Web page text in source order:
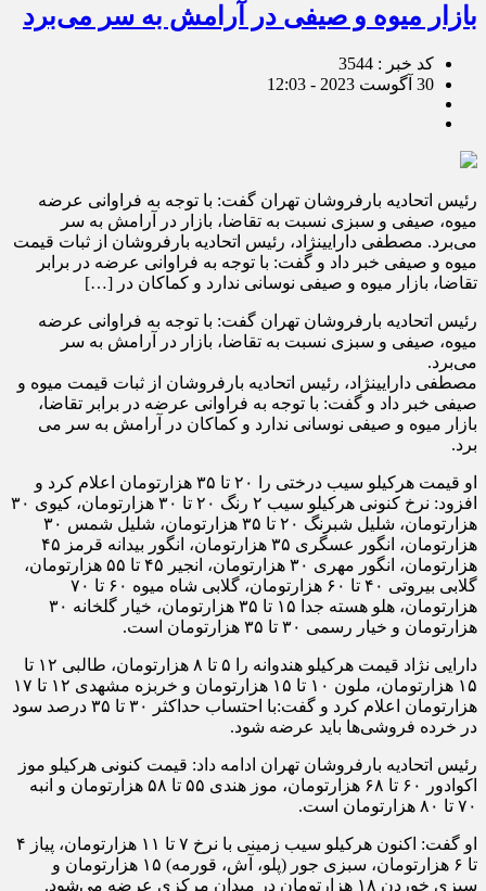
بازار میوه و صیفی در آرامش به سر می‌برد
کد خبر : 3544
30 آگوست 2023 - 12:03
رئیس اتحادیه بارفروشان تهران گفت: با توجه به فراوانی عرضه
میوه، صیفی و سبزی نسبت به تقاضا، بازار در آرامش به سر
می‌برد. مصطفی دارایی‎نژاد، رئیس اتحادیه بارفروشان از ثبات قیمت
میوه و صیفی خبر داد و گفت: با توجه به فراوانی عرضه در برابر
تقاضا، بازار میوه و صیفی نوسانی ندارد و کماکان در […]
رئیس اتحادیه بارفروشان تهران گفت: با توجه به فراوانی عرضه
میوه، صیفی و سبزی نسبت به تقاضا، بازار در آرامش به سر
می‌برد.
مصطفی دارایی‎نژاد، رئیس اتحادیه بارفروشان از ثبات قیمت میوه و
صیفی خبر داد و گفت: با توجه به فراوانی عرضه در برابر تقاضا،
بازار میوه و صیفی نوسانی ندارد و کماکان در آرامش به سر می
برد.
او قیمت هرکیلو سیب درختی را ۲۰ تا ۳۵ هزارتومان اعلام کرد و
افزود: نرخ کنونی هرکیلو سیب ۲ رنگ ۲۰ تا ۳۰ هزارتومان، کیوی ۳۰
هزارتومان، شلیل شبرنگ ۲۰ تا ۳۵ هزارتومان، شلیل شمس ۳۰
هزارتومان، انگور عسگری ۳۵ هزارتومان، انگور بیدانه قرمز ۴۵
هزارتومان، انگور مهری ۳۰ هزارتومان، انجیر ۴۵ تا ۵۵ هزارتومان،
گلابی بیروتی ۴۰ تا ۶۰ هزارتومان، گلابی شاه میوه ۶۰ تا ۷۰
هزارتومان، هلو هسته جدا ۱۵ تا ۳۵ هزارتومان، خیار گلخانه ۳۰
هزارتومان و خیار رسمی ۳۰ تا ۳۵ هزارتومان است.
دارایی نژاد قیمت هرکیلو هندوانه را ۵ تا ۸ هزارتومان، طالبی ۱۲ تا
۱۵ هزارتومان، ملون ۱۰ تا ۱۵ هزارتومان و خربزه مشهدی ۱۲ تا ۱۷
هزارتومان اعلام کرد و گفت:با احتساب حداکثر ۳۰ تا ۳۵ درصد سود
در خرده فروشی‌ها باید عرضه شود.
رئیس اتحادیه بارفروشان تهران ادامه داد: قیمت کنونی هرکیلو موز
اکوادور ۶۰ تا ۶۸ هزارتومان، موز هندی ۵۵ تا ۵۸ هزارتومان و انبه
۷۰ تا ۸۰ هزارتومان است.
او گفت: اکنون هرکیلو سیب زمینی با نرخ ۷ تا ۱۱ هزارتومان، پیاز ۴
تا ۶ هزارتومان، سبزی جور (پلو، آش، قورمه) ۱۵ هزارتومان و
سبزی خوردن ۱۸ هزارتومان در میدان مرکزی عرضه می‌شود.